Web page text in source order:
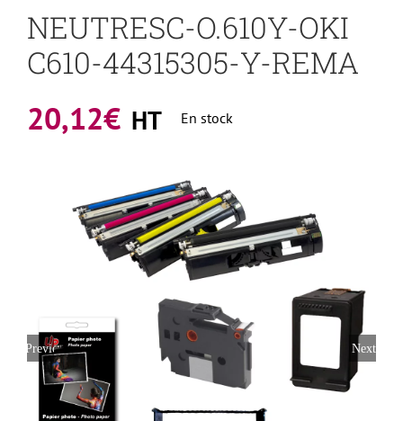
NEUTRESC-O.610Y-OKI
C610-44315305-Y-REMA
20,12€ HT En stock
Previous Next